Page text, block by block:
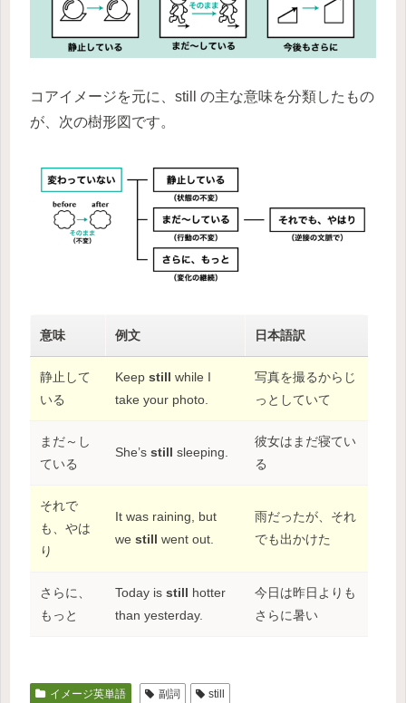
コアイメージを元に、still の主な意味を分類したもの
が、次の樹形図です。
意味 例文 日本語訳
静止して
いる
Keep still while I
take your photo.
写真を撮るからじ
っとしていて
まだ～し
ている
She’s still sleeping.
彼女はまだ寝てい
る
それで
も、やは
り
It was raining, but
we still went out.
雨だったが、それ
でも出かけた
さらに、
もっと
Today is still hotter
than yesterday.
今日は昨日よりも
さらに暑い
イメージ英単語 副詞 still